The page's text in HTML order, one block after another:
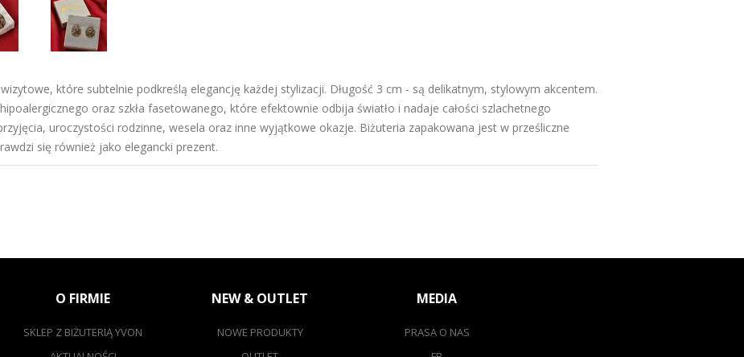
które subtelnie podkreślą elegancję każdej stylizacji. Długość 3 cm - są delikatnym, stylowym akcentem.
oraz szkła fasetowanego, które efektownie odbija światło i nadaje całości szlachetnego
uroczystości rodzinne, wesela oraz inne wyjątkowe okazje. Biżuteria zapakowana jest w prześliczne
się również jako elegancki prezent.
O FIRMIE
SKLEP Z BIŻUTERIĄ YVON
NEW & OUTLET
NOWE PRODUKTY
MEDIA
PRASA O NAS